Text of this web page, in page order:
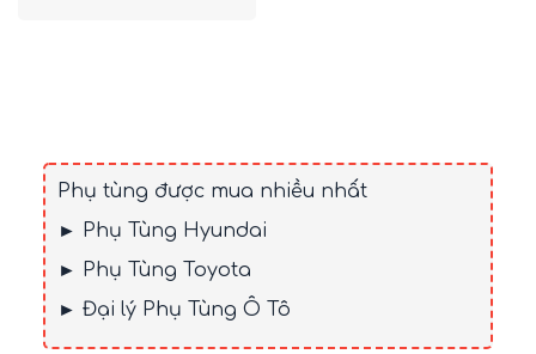
Phụ tùng được mua nhiều nhất
► Phụ Tùng Hyundai
► Phụ Tùng Toyota
► Đại lý Phụ Tùng Ô Tô